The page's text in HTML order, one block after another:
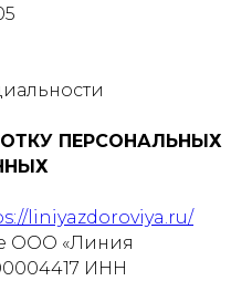
ПЕРСОНАЛЬНЫХ
liniyazdoroviya.ru/
ООО «Линия
ИНН